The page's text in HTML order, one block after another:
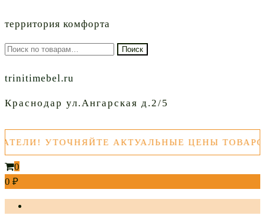
территория комфорта
Искать: Поиск
trinitimebel.ru
Краснодар ул.Ангарская д.2/5
АКТУАЛЬНЫЕ ЦЕНЫ ТОВАРОВ
0
0 ₽